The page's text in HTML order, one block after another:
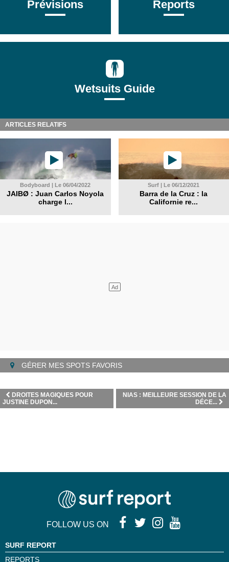
Prévisions Reports
Wetsuits Guide
ARTICLES RELATIFS
Bodyboard | Le 06/04/2022
JAIBØ : Juan Carlos Noyola
charge l...
Surf | Le 06/12/2021
Barra de la Cruz : la
Californie re...
GÉRER MES SPOTS FAVORIS
NIAS : MEILLEURE SESSION DE LA
DÉCE...
DROITES MAGIQUES POUR
JUSTINE DUPON...
FOLLOW US ON
SURF REPORT
REPORTS